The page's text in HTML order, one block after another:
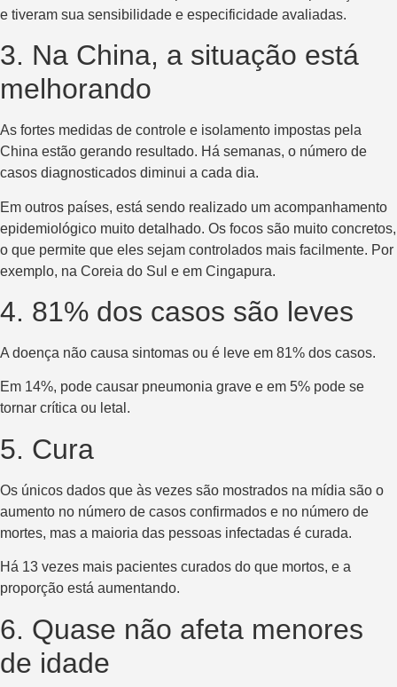
e tiveram sua sensibilidade e especificidade avaliadas.
3. Na China, a situação está
melhorando
As fortes medidas de controle e isolamento impostas pela
China estão gerando resultado. Há semanas, o número de
casos diagnosticados diminui a cada dia.
Em outros países, está sendo realizado um acompanhamento
epidemiológico muito detalhado. Os focos são muito concretos,
o que permite que eles sejam controlados mais facilmente. Por
exemplo, na Coreia do Sul e em Cingapura.
4. 81% dos casos são leves
A doença não causa sintomas ou é leve em 81% dos casos.
Em 14%, pode causar pneumonia grave e em 5% pode se
tornar crítica ou letal.
5. Cura
Os únicos dados que às vezes são mostrados na mídia são o
aumento no número de casos confirmados e no número de
mortes, mas a maioria das pessoas infectadas é curada.
Há 13 vezes mais pacientes curados do que mortos, e a
proporção está aumentando.
6. Quase não afeta menores
de idade